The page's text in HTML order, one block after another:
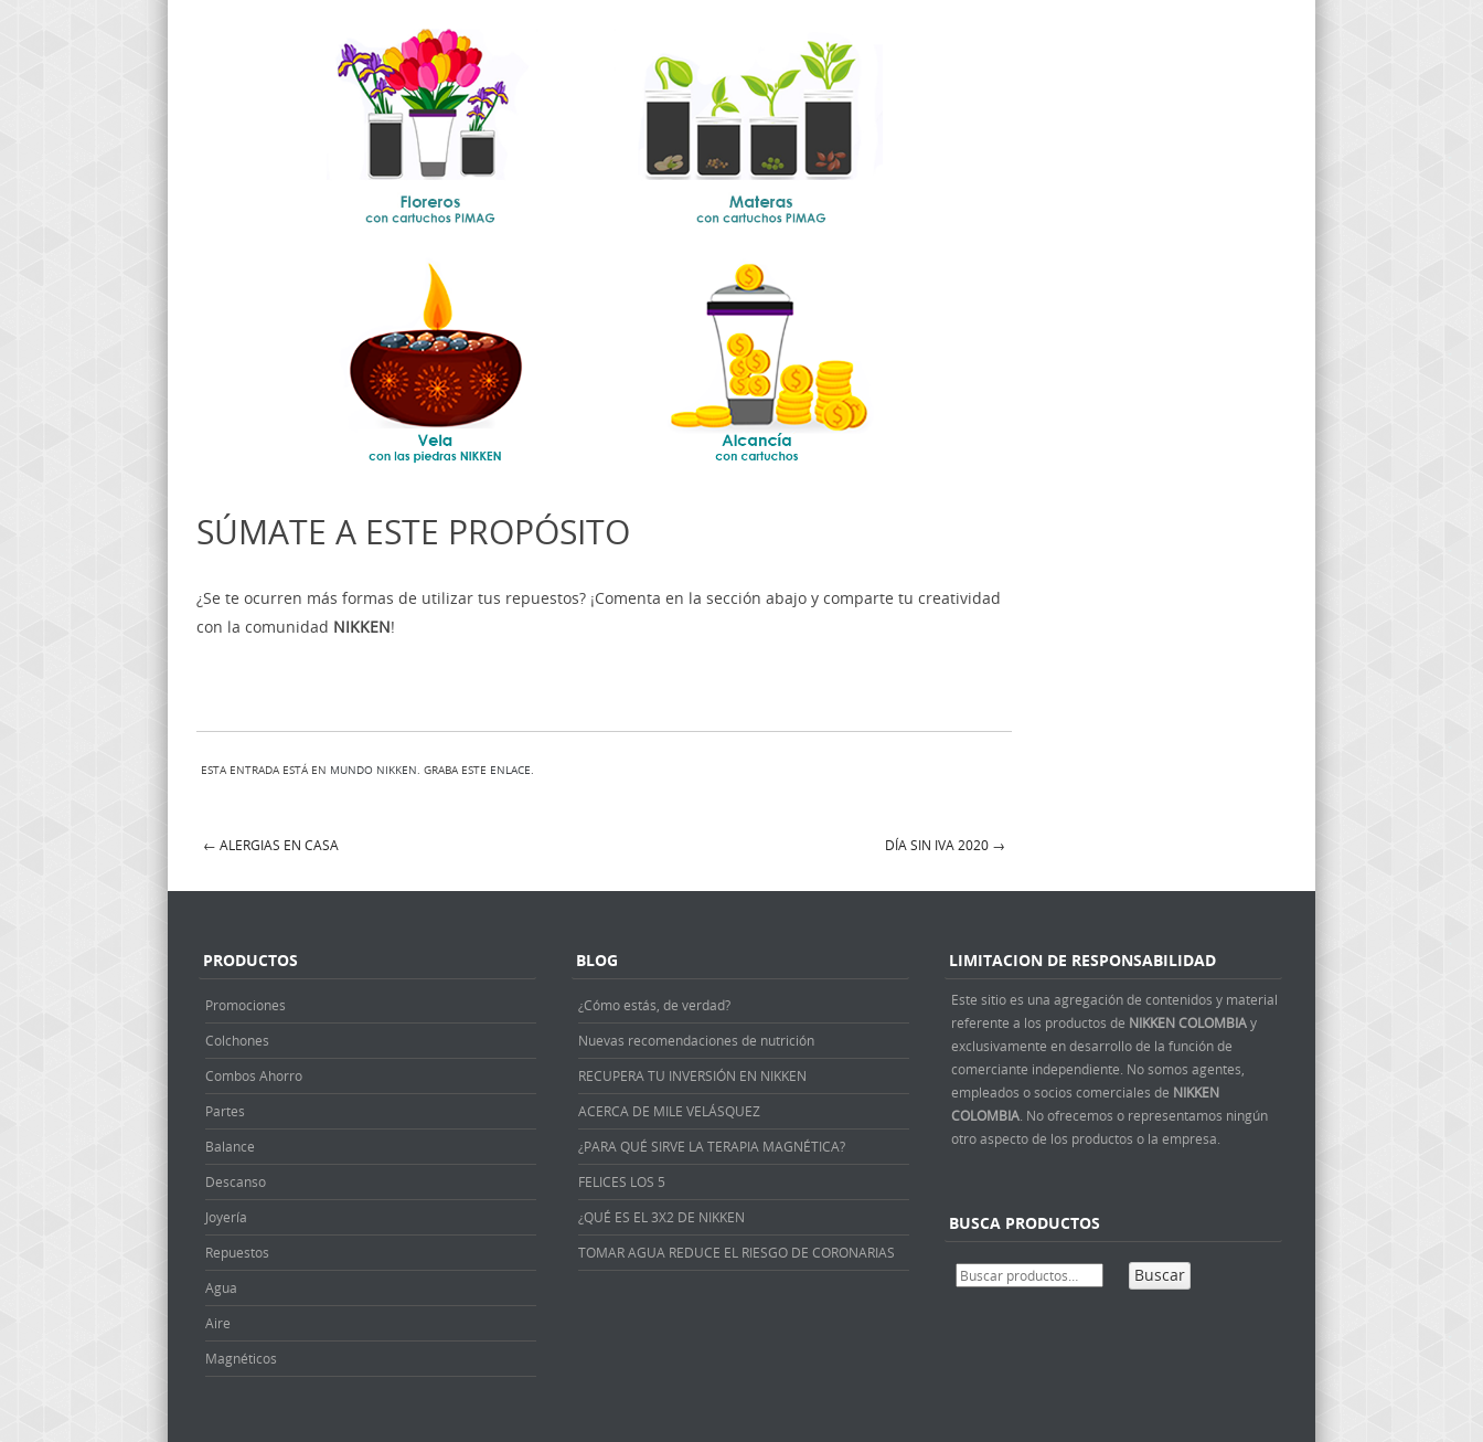
SÚMATE A ESTE PROPÓSITO
¿Se te ocurren más formas de utilizar tus repuestos? ¡Comenta en la sección abajo y comparte tu creatividad
con la comunidad NIKKEN!
ESTA ENTRADA ESTÁ EN MUNDO NIKKEN. GRABA ESTE ENLACE.
← ALERGIAS EN CASA DÍA SIN IVA 2020 →
PRODUCTOS
Promociones
Colchones
Combos Ahorro
Partes
Balance
Descanso
Joyería
Repuestos
Agua
Aire
Magnéticos
BLOG
¿Cómo estás, de verdad?
Nuevas recomendaciones de nutrición
RECUPERA TU INVERSIÓN EN NIKKEN
ACERCA DE MILE VELÁSQUEZ
¿PARA QUÉ SIRVE LA TERAPIA MAGNÉTICA?
FELICES LOS 5
¿QUÉ ES EL 3X2 DE NIKKEN
TOMAR AGUA REDUCE EL RIESGO DE CORONARIAS
LIMITACION DE RESPONSABILIDAD
Este sitio es una agregación de contenidos y material
referente a los productos de NIKKEN COLOMBIAy
exclusivamente en desarrollo de la función de
comerciante independiente. No somos agentes,
empleados o socios comerciales de NIKKEN
COLOMBIA. No ofrecemos o representamos ningún
otro aspecto de los productos o la empresa.
BUSCA PRODUCTOS
Buscar